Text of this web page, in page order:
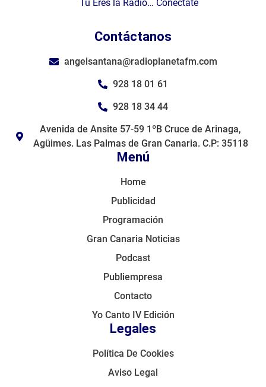
Tu Eres la Radio… Conéctate
Menú
Home
Publicidad
Programación
Gran Canaria Noticias
Podcast
Publiempresa
Contacto
Yo Canto IV Edición
Legales
Política De Cookies
Aviso Legal
Contáctanos
angelsantana@radioplanetafm.com
928 18 01 61
928 18 34 44
Avenida de Ansite 57-59 1ºB Cruce de Arinaga,
Agüimes. Las Palmas de Gran Canaria. C.P: 35118